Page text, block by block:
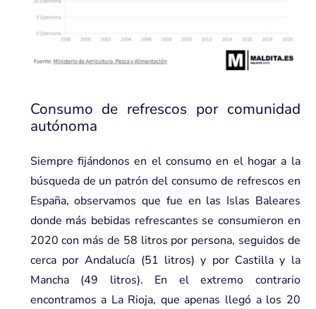
Consumo de refrescos por comunidad
autónoma
Siempre fijándonos en el consumo en el hogar a la
búsqueda de un patrón del consumo de refrescos en
España, observamos que fue en las Islas Baleares
donde más bebidas refrescantes se consumieron en
2020 con más de 58 litros por persona, seguidos de
cerca por Andalucía (51 litros) y por Castilla y la
Mancha (49 litros). En el extremo contrario
encontramos a La Rioja, que apenas llegó a los 20